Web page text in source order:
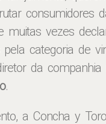
consumidores
muitas vezes
categoria de
da
.
a Concha y